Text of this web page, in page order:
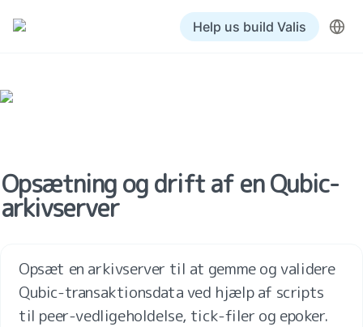
Help us build Valis
Opsætning og drift af en Qubic-
arkivserver
Opsæt en arkivserver til at gemme og validere
Qubic-transaktionsdata ved hjælp af scripts
til peer-vedligeholdelse, tick-filer og epoker.